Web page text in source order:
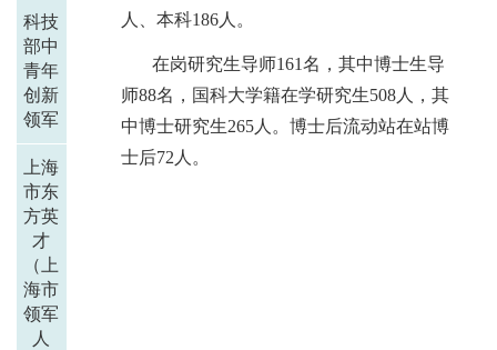
科技
部中
青年
创新
领军
上海
市东
方英
才
（上
海市
领军
人
人、本科186人。
在岗研究生导师161名，其中博士生导
师88名，国科大学籍在学研究生508人，其
中博士研究生265人。博士后流动站在站博
士后72 人。